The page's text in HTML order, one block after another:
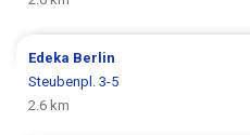
Edeka Berlin
Steubenpl. 3-5
2.6 km